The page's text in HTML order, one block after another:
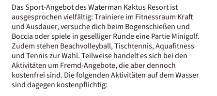
Das Sport-Angebot des Waterman Kaktus Resort ist
ausgesprochen vielfältig: Trainiere im Fitnessraum Kraft
und Ausdauer, versuche dich beim Bogenschießen und
Boccia oder spiele in geselliger Runde eine Partie Minigolf.
Zudem stehen Beachvolleyball, Tischtennis, Aquafitness
und Tennis zur Wahl. Teilweise handelt es sich bei den
Aktivitäten um Fremd-Angebote, die aber dennoch
kostenfrei sind. Die folgenden Aktivitäten auf dem Wasser
sind dagegen kostenpflichtig: